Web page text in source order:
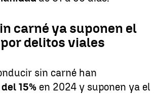
carné ya suponen el
delitos viales
sin carné han
15% en 2024 y suponen ya el